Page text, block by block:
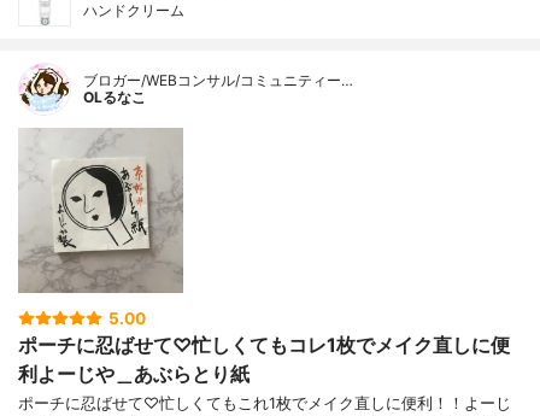
ハンドクリーム
ブロガー/WEBコンサル/コミュニティー…
OLるなこ
5.00
ポーチに忍ばせて♡忙しくてもコレ1枚でメイク直しに便
利よーじや＿あぶらとり紙
ポーチに忍ばせて♡忙しくてもこれ1枚でメイク直しに便利！！よーじ